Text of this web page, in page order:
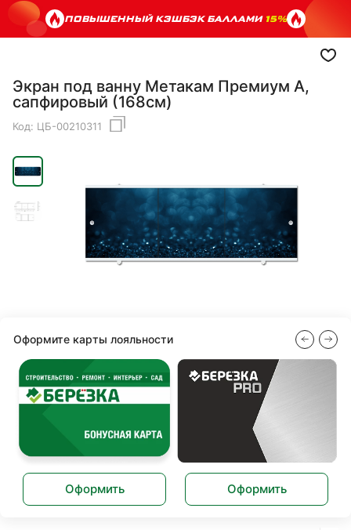
ПОВЫШЕННЫЙ КЭШБЭК БАЛЛАМИ15%
Экран под ванну Метакам Премиум А,
сапфировый (168см)
Код: ЦБ-00210311
Оформите карты лояльности
Оформить Оформить